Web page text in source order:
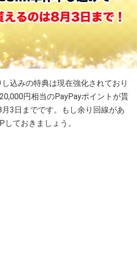
込みの特典は現在強化されており
円相当のPayPayポイントが貰
3日までです。もし余り回線があ
しておきましょう。